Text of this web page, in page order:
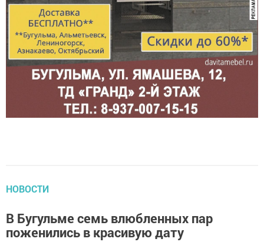
НОВОСТИ
В Бугульме семь влюбленных пар
поженились в красивую дату